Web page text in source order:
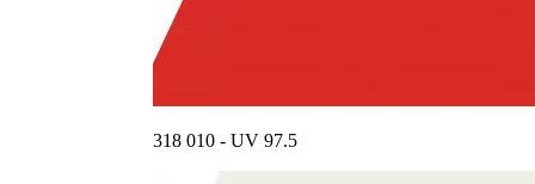
318 010 - UV 97.5